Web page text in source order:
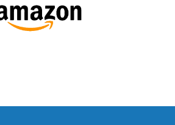
SIGA-NOS: